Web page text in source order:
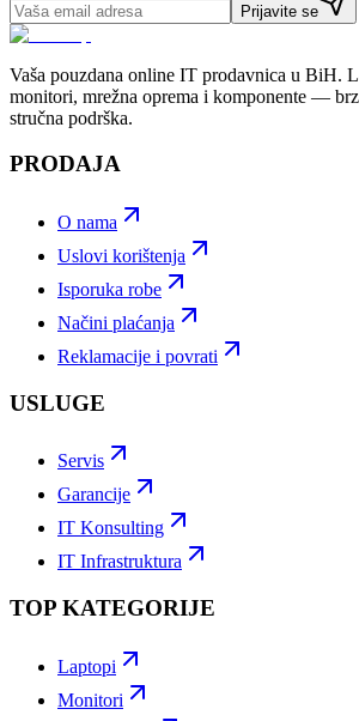
Prijavite se
Vaša pouzdana online IT prodavnica u BiH.
monitori, mrežna oprema i komponente —
stručna podrška.
PRODAJA
O nama
Uslovi korištenja
Isporuka robe
Načini plaćanja
Reklamacije i povrati
USLUGE
Servis
Garancije
IT Konsulting
IT Infrastruktura
TOP KATEGORIJE
Laptopi
Monitori